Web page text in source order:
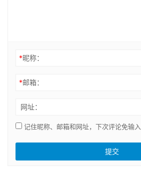
*昵称：
*邮箱：
网址：
记住昵称、邮箱和网址，下次评论免输入